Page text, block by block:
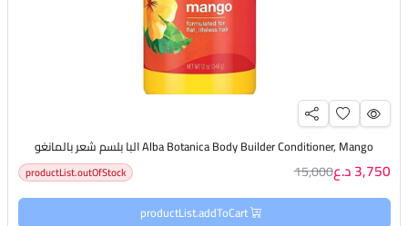
Alba Botanica Body Builder Conditioner, Mango البا بلسم شعر بالمانغو
3,750 د.ع 15,000
productList.outOfStock
productList.addToCart